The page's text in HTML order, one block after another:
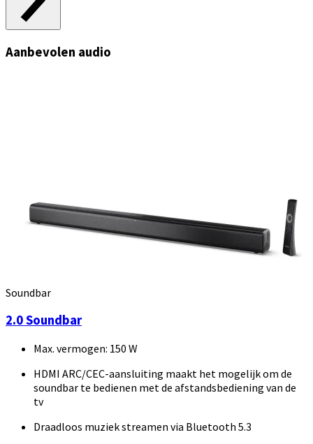
Aanbevolen audio
Soundbar
2.0 Soundbar
Max. vermogen: 150 W
HDMI ARC/CEC-aansluiting maakt het mogelijk om de
soundbar te bedienen met de afstandsbediening van de
tv
Draadloos muziek streamen via Bluetooth 5.3